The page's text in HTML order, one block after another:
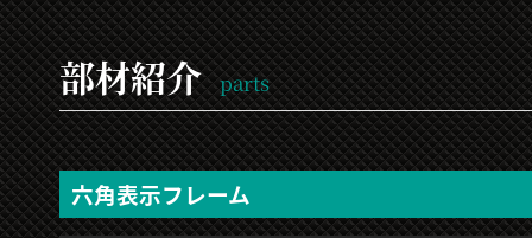
部材紹介 parts
六角表示フレーム